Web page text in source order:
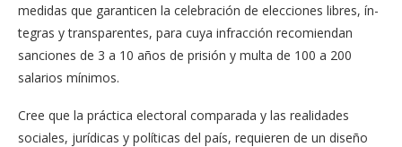
medidas que garanticen la celebra­ción de elecciones libres, ín­
tegras y transparentes, para cuya infracción recomien­dan
sanciones de 3 a 10 años de prisión y multa de 100 a 200
salarios mínimos.
Cree que la práctica elec­toral comparada y las rea­lidades
sociales, jurídicas y políticas del país, requieren de un diseño